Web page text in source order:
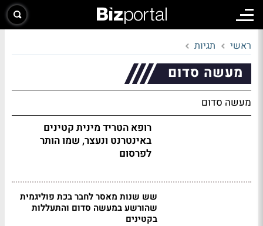
ראשי תגיות
מעשה סדום
מעשה סדום
רופא הטריד מינית קטינים
באינטרנט ונעצר, שמו הותר
לפרסום
שש שנות מאסר לחבר בכת פוליגמית
שהורשע במעשה סדום והתעללות
בקטינים